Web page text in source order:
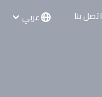
اتصل بنا عربي